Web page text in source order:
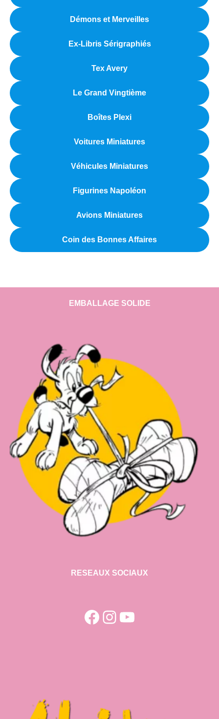
Démons et Merveilles
Ex-Libris Sérigraphiés
Tex Avery
Le Grand Vingtième
Boîtes Plexi
Voitures Miniatures
Véhicules Miniatures
Figurines Napoléon
Avions Miniatures
Coin des Bonnes Affaires
EMBALLAGE SOLIDE
RESEAUX SOCIAUX
Facebook
Instagram
YouTube